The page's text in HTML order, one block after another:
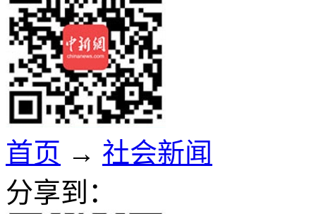
首页 → 社会新闻
分享到：